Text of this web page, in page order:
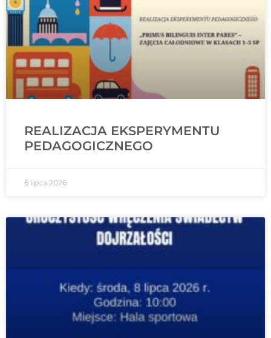
REALIZACJA EKSPERYMENTU
PEDAGOGICZNEGO
6 lipca 2026